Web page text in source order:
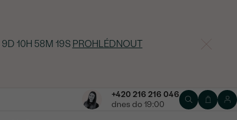
9D 10H 58M 18S PROHLÉDNOUT
+420 216 216 046
dnes do 19:00